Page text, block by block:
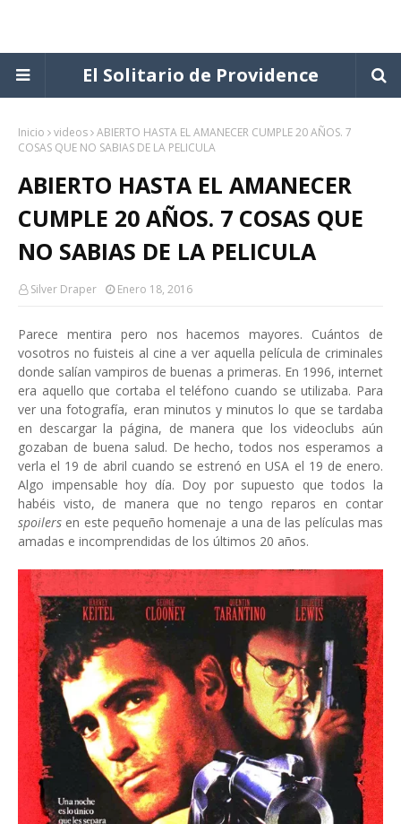
El Solitario de Providence
Inicio videos ABIERTO HASTA EL AMANECER CUMPLE 20 AÑOS. 7
COSAS QUE NO SABIAS DE LA PELICULA
ABIERTO HASTA EL AMANECER
CUMPLE 20 AÑOS. 7 COSAS QUE
NO SABIAS DE LA PELICULA
Silver Draper Enero 18, 2016
Parece mentira pero nos hacemos mayores. Cuántos de
vosotros no fuisteis al cine a ver aquella película de criminales
donde salían vampiros de buenas a primeras. En 1996, internet
era aquello que cortaba el teléfono cuando se utilizaba. Para
ver una fotografía, eran minutos y minutos lo que se tardaba
en descargar la página, de manera que los videoclubs aún
gozaban de buena salud. De hecho, todos nos esperamos a
verla el 19 de abril cuando se estrenó en USA el 19 de enero.
Algo impensable hoy día. Doy por supuesto que todos la
habéis visto, de manera que no tengo reparos en contar
spoilers en este pequeño homenaje a una de las películas mas
amadas e incomprendidas de los últimos 20 años.